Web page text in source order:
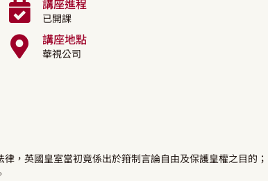
講座進程
已開課
講座地點
華視公司
，英國皇室當初竟係出於箝制言論自由及保護皇權之目的；